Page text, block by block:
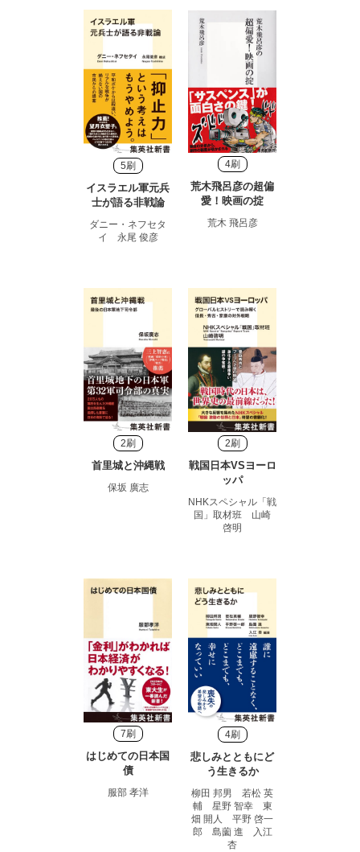
5刷
イスラエル軍元兵
士が語る非戦論
ダニー・ネフセタ
イ 永尾 俊彦
4刷
荒木飛呂彦の超偏
愛！映画の掟
荒木 飛呂彦
2刷
首里城と沖縄戦
保坂 廣志
2刷
戦国日本VSヨーロ
ッパ
NHKスペシャル「戦
国」取材班 山崎
啓明
7刷
はじめての日本国
債
服部 孝洋
4刷
悲しみとともにど
う生きるか
柳田 邦男 若松 英
輔 星野 智幸 東
畑 開人 平野 啓一
郎 島薗 進 入江
杏